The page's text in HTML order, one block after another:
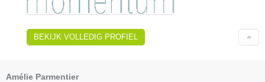
BEKIJK VOLLEDIG PROFIEL
Amélie Parmentier